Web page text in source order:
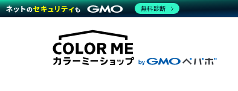
商材一覧を見る
機能一覧を見る
料金
プラン・料金一覧を見る
事例
運営サポート
サポート一覧を見る
無料診断